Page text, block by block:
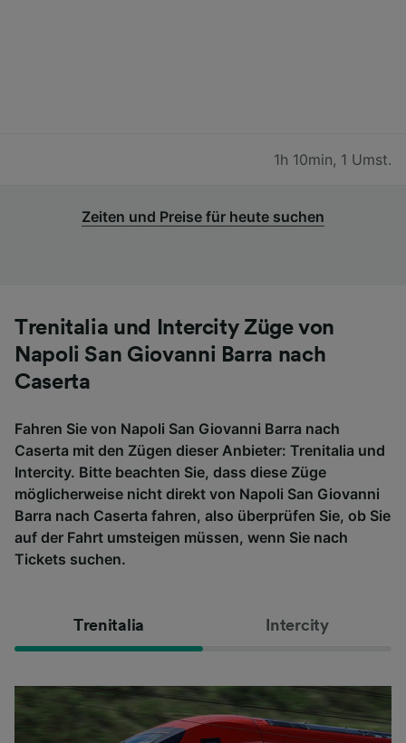
1h 10min, 1 Umst.
Zeiten und Preise für heute suchen
Trenitalia und Intercity Züge von
Napoli San Giovanni Barra nach
Caserta
Fahren Sie von Napoli San Giovanni Barra nach
Caserta mit den Zügen dieser Anbieter: Trenitalia und
Intercity. Bitte beachten Sie, dass diese Züge
möglicherweise nicht direkt von Napoli San Giovanni
Barra nach Caserta fahren, also überprüfen Sie, ob Sie
auf der Fahrt umsteigen müssen, wenn Sie nach
Tickets suchen.
Trenitalia Intercity